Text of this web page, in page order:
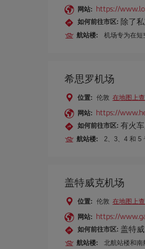
网站: https://
如何前往市区: 除了
航站楼: 机场专为在短
希思罗机场
位置: 伦敦 在地图上
网站: https://
如何前往市区: 有火
航站楼: 2、3、4 和 5
盖特威克机场
位置: 伦敦 在地图上
网站: https://
如何前往市区: 盖特
航站楼: 北航站楼和南